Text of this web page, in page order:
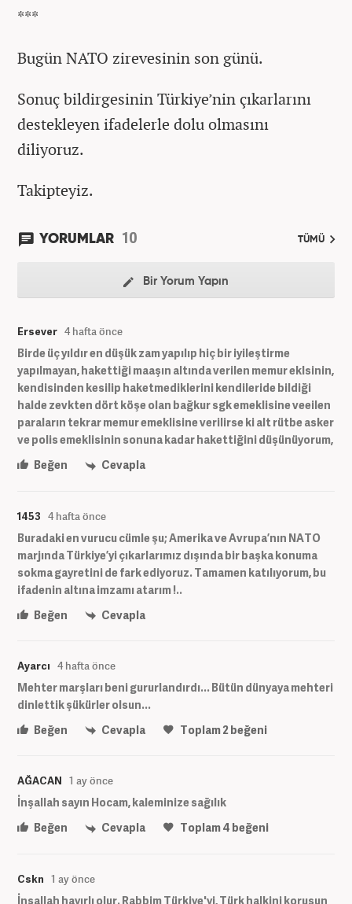
***
Bugün NATO zirevesinin son günü.
Sonuç bildirgesinin Türkiye’nin çıkarlarını
destekleyen ifadelerle dolu olmasını
diliyoruz.
Takipteyiz.
YORUMLAR 10 TÜMÜ
Bir Yorum Yapın
Ersever 4 hafta önce
Birde üç yıldır en düşük zam yapılıp hiç bir iyileştirme
yapılmayan, hakettiği maaşın altında verilen memur eklsinin,
kendisinden kesilip haketmediklerini kendileride bildiği
halde zevkten dört köşe olan bağkur sgk emeklisine veeilen
paraların tekrar memur emeklisine verilirse ki alt rütbe asker
ve polis emeklisinin sonuna kadar hakettiğini düşünüyorum,
Beğen
Cevapla
1453 4 hafta önce
Buradaki en vurucu cümle şu; Amerika ve Avrupa’nın NATO
marjında Türkiye’yi çıkarlarımız dışında bir başka konuma
sokma gayretini de fark ediyoruz. Tamamen katılıyorum, bu
ifadenin altına imzamı atarım !..
Beğen
Cevapla
Ayarcı 4 hafta önce
Mehter marşları beni gururlandırdı... Bütün dünyaya mehteri
dinlettik şükürler olsun...
Beğen
Cevapla Toplam2beğeni
AĞACAN 1 ay önce
İnşallah sayın Hocam, kaleminize sağılık
Beğen
Cevapla Toplam4 beğeni
Cskn 1 ay önce
İnşallah hayırlı olur. Rabbim Türkiye'yi, Türk halkini korusun